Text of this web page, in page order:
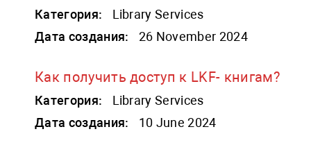
Категория:
Library Services
Дата создания:
26 November 2024
Как получить доступ к LKF- книгам?
Категория:
Library Services
Дата создания:
10 June 2024